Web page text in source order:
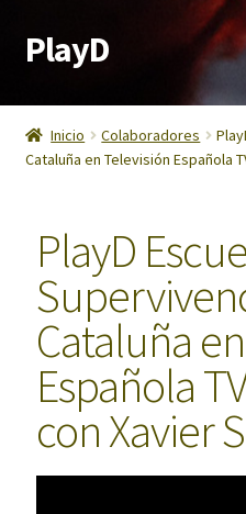
PlayD
Calendario PlayD 2026
Cursos de supervivencia
Grupos y empresas
Contacto PlayD
PlayD Camp 2026 – Plaza
Inicio Colaboradores
Cataluña en Televisión Española
PlayD
Cataluña
Española
con Xavier